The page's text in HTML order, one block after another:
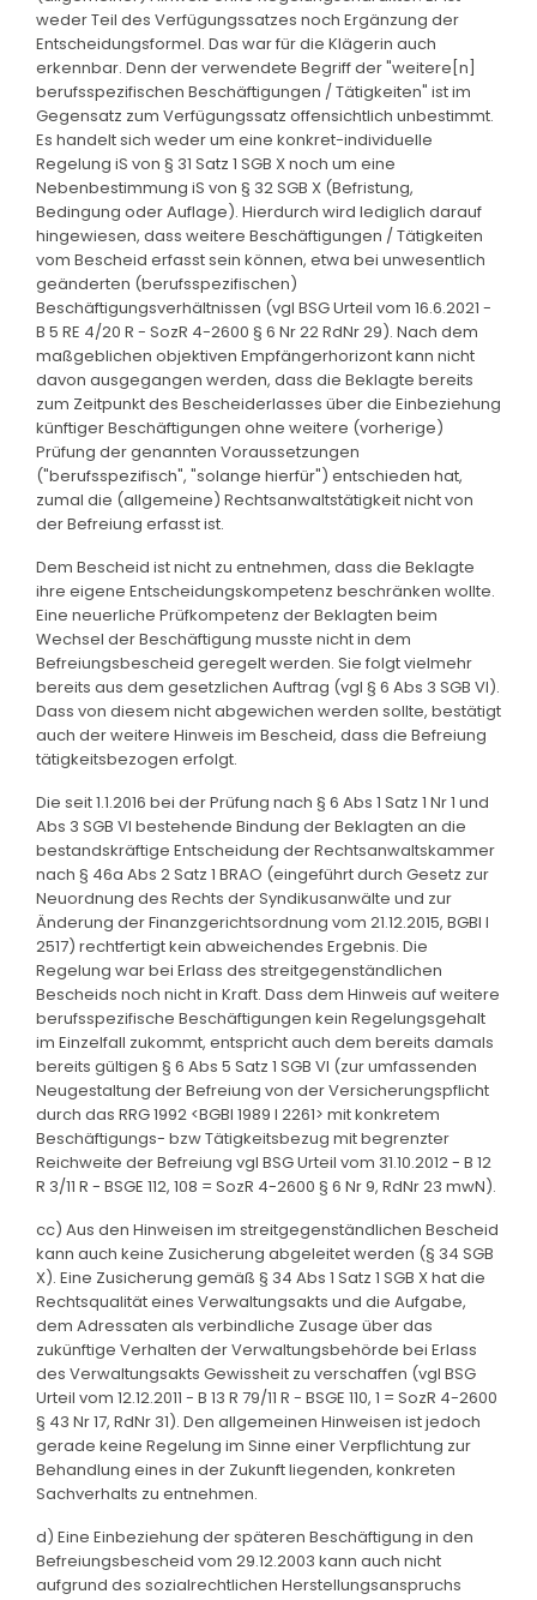
weder Teil des Verfügungssatzes noch Ergänzung der
Entscheidungsformel. Das war für die Klägerin auch
erkennbar. Denn der verwendete Begriff der "weitere[n]
berufsspezifischen Beschäftigungen / Tätigkeiten" ist im
Gegensatz zum Verfügungssatz offensichtlich unbestimmt.
Es handelt sich weder um eine konkret-individuelle
Regelung iS von § 31 Satz 1 SGB X noch um eine
Nebenbestimmung iS von § 32 SGB X (Befristung,
Bedingung oder Auflage). Hierdurch wird lediglich darauf
hingewiesen, dass weitere Beschäftigungen / Tätigkeiten
vom Bescheid erfasst sein können, etwa bei unwesentlich
geänderten (berufsspezifischen)
Beschäftigungsverhältnissen (vgl BSG Urteil vom 16.6.2021 -
B 5 RE 4/20 R - SozR 4-2600 § 6 Nr 22 RdNr 29). Nach dem
maßgeblichen objektiven Empfängerhorizont kann nicht
davon ausgegangen werden, dass die Beklagte bereits
zum Zeitpunkt des Bescheiderlasses über die Einbeziehung
künftiger Beschäftigungen ohne weitere (vorherige)
Prüfung der genannten Voraussetzungen
("berufsspezifisch", "solange hierfür") entschieden hat,
zumal die (allgemeine) Rechtsanwaltstätigkeit nicht von
der Befreiung erfasst ist.
Dem Bescheid ist nicht zu entnehmen, dass die Beklagte
ihre eigene Entscheidungskompetenz beschränken wollte.
Eine neuerliche Prüfkompetenz der Beklagten beim
Wechsel der Beschäftigung musste nicht in dem
Befreiungsbescheid geregelt werden. Sie folgt vielmehr
bereits aus dem gesetzlichen Auftrag (vgl § 6 Abs 3 SGB VI).
Dass von diesem nicht abgewichen werden sollte, bestätigt
auch der weitere Hinweis im Bescheid, dass die Befreiung
tätigkeitsbezogen erfolgt.
Die seit 1.1.2016 bei der Prüfung nach § 6 Abs 1 Satz 1 Nr 1 und
Abs 3 SGB VI bestehende Bindung der Beklagten an die
bestandskräftige Entscheidung der Rechtsanwaltskammer
nach § 46a Abs 2 Satz 1 BRAO (eingeführt durch Gesetz zur
Neuordnung des Rechts der Syndikusanwälte und zur
Änderung der Finanzgerichtsordnung vom 21.12.2015, BGBl I
2517) rechtfertigt kein abweichendes Ergebnis. Die
Regelung war bei Erlass des streitgegenständlichen
Bescheids noch nicht in Kraft. Dass dem Hinweis auf weitere
berufsspezifische Beschäftigungen kein Regelungsgehalt
im Einzelfall zukommt, entspricht auch dem bereits damals
bereits gültigen § 6 Abs 5 Satz 1 SGB VI (zur umfassenden
Neugestaltung der Befreiung von der Versicherungspflicht
durch das RRG 1992 <BGBl 1989 I 2261> mit konkretem
Beschäftigungs- bzw Tätigkeitsbezug mit begrenzter
Reichweite der Befreiung vgl BSG Urteil vom 31.10.2012 - B 12
R 3/11 R - BSGE 112, 108 = SozR 4-2600 § 6 Nr 9, RdNr 23 mwN).
cc) Aus den Hinweisen im streitgegenständlichen Bescheid
kann auch keine Zusicherung abgeleitet werden (§ 34 SGB
X). Eine Zusicherung gemäß § 34 Abs 1 Satz 1 SGB X hat die
Rechtsqualität eines Verwaltungsakts und die Aufgabe,
dem Adressaten als verbindliche Zusage über das
zukünftige Verhalten der Verwaltungsbehörde bei Erlass
des Verwaltungsakts Gewissheit zu verschaffen (vgl BSG
Urteil vom 12.12.2011 - B 13 R 79/11 R - BSGE 110, 1 = SozR 4-2600
§ 43 Nr 17, RdNr 31). Den allgemeinen Hinweisen ist jedoch
gerade keine Regelung im Sinne einer Verpflichtung zur
Behandlung eines in der Zukunft liegenden, konkreten
Sachverhalts zu entnehmen.
d) Eine Einbeziehung der späteren Beschäftigung in den
Befreiungsbescheid vom 29.12.2003 kann auch nicht
aufgrund des sozialrechtlichen Herstellungsanspruchs